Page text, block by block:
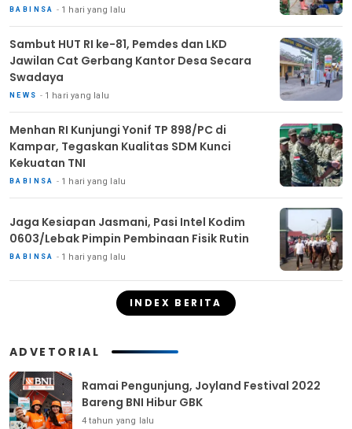
BABINSA 1 hari yang lalu
Sambut HUT RI ke-81, Pemdes dan LKD
Jawilan Cat Gerbang Kantor Desa Secara
Swadaya
NEWS 1 hari yang lalu
Menhan RI Kunjungi Yonif TP 898/PC di
Kampar, Tegaskan Kualitas SDM Kunci
Kekuatan TNI
BABINSA 1 hari yang lalu
Jaga Kesiapan Jasmani, Pasi Intel Kodim
0603/Lebak Pimpin Pembinaan Fisik Rutin
BABINSA 1 hari yang lalu
INDEX BERITA
ADVETORIAL
Ramai Pengunjung, Joyland Festival 2022
Bareng BNI Hibur GBK
4 tahun yang lalu